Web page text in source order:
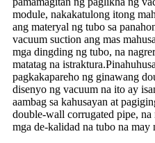
module, nakakatulong itong
ang materyal ng tubo sa
vacuum suction ang mas
mga dingding ng tubo, na
matatag na
pagkakapareho ng ginawang
disenyo ng vacuum na ito ay
aambag sa kahusayan at
double-wall corrugated pipe,
mga de-kalidad na tubo na may